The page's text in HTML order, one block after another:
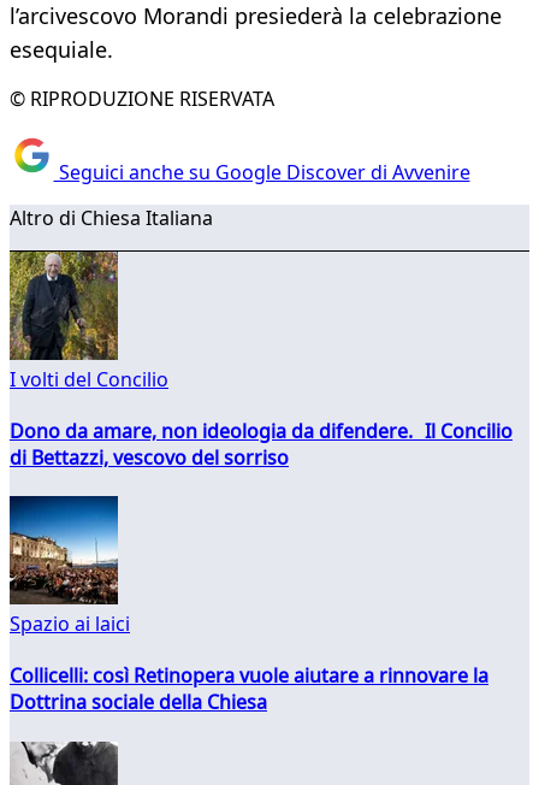
l’arcivescovo Morandi presiederà la celebrazione
esequiale.
© RIPRODUZIONE RISERVATA
Seguici anche su Google Discover di Avvenire
Altro di Chiesa Italiana
I volti del Concilio
Dono da amare, non ideologia da difendere. Il Concilio
di Bettazzi, vescovo del sorriso
Spazio ai laici
Collicelli: così Retinopera vuole aiutare a rinnovare la
Dottrina sociale della Chiesa